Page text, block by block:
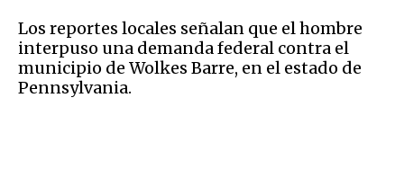
Los reportes locales señalan que el hombre
interpuso una demanda federal contra el
municipio de Wolkes Barre, en el estado de
Pennsylvania.